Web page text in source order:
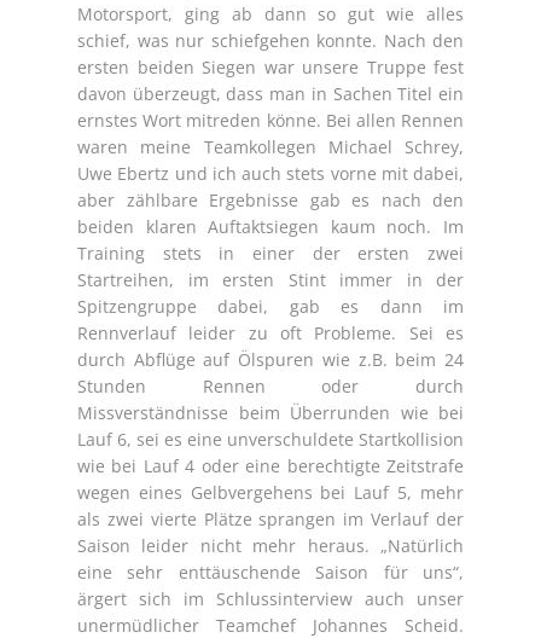
Motorsport, ging ab dann so gut wie alles
schief, was nur schiefgehen konnte. Nach den
ersten beiden Siegen war unsere Truppe fest
davon überzeugt, dass man in Sachen Titel ein
ernstes Wort mitreden könne. Bei allen Rennen
waren meine Teamkollegen Michael Schrey,
Uwe Ebertz und ich auch stets vorne mit dabei,
aber zählbare Ergebnisse gab es nach den
beiden klaren Auftaktsiegen kaum noch. Im
Training stets in einer der ersten zwei
Startreihen, im ersten Stint immer in der
Spitzengruppe dabei, gab es dann im
Rennverlauf leider zu oft Probleme. Sei es
durch Abflüge auf Ölspuren wie z.B. beim 24
Stunden Rennen oder durch
Missverständnisse beim Überrunden wie bei
Lauf 6, sei es eine unverschuldete Startkollision
wie bei Lauf 4 oder eine berechtigte Zeitstrafe
wegen eines Gelbvergehens bei Lauf 5, mehr
als zwei vierte Plätze sprangen im Verlauf der
Saison leider nicht mehr heraus. „Natürlich
eine sehr enttäuschende Saison für uns“,
ärgert sich im Schlussinterview auch unser
unermüdlicher Teamchef Johannes Scheid.